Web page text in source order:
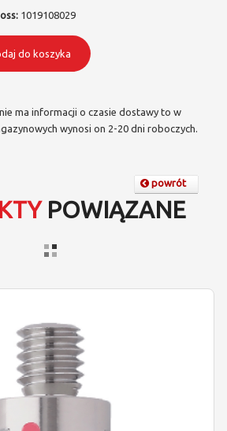
1019108029
do koszyka
ma informacji o czasie dostawy to w
wynosi on 2-20 dni roboczych.
powrót
POWIĄZANE